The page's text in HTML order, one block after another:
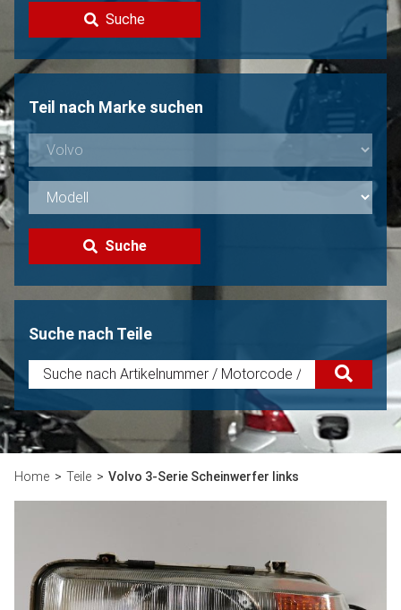
Volvo Verkaufen?
Nicht gefunden?
Suche
Teil nach Marke suchen
Suche
Suche nach Teile
Home Teile Volvo 3-Serie Scheinwerfer links